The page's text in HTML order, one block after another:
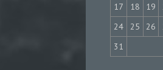
17
18 19
24
25 26
31